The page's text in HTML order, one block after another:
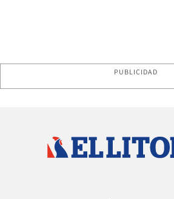
PUBLICIDAD